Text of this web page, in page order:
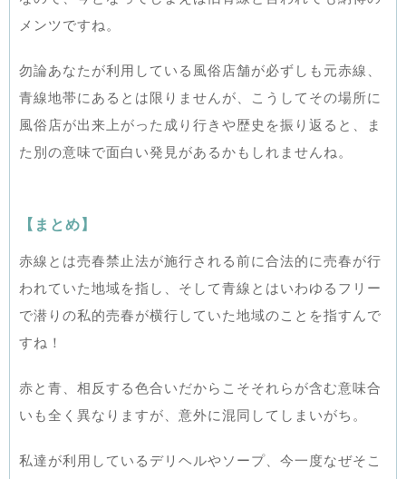
メンツですね。
勿論あなたが利用している風俗店舗が必ずしも元赤線、
青線地帯にあるとは限りませんが、こうしてその場所に
風俗店が出来上がった成り行きや歴史を振り返ると、ま
た別の意味で面白い発見があるかもしれませんね。
【まとめ】
赤線とは売春禁止法が施行される前に合法的に売春が行
われていた地域を指し、そして青線とはいわゆるフリー
で潜りの私的売春が横行していた地域のことを指すんで
すね！
赤と青、相反する色合いだからこそそれらが含む意味合
いも全く異なりますが、意外に混同してしまいがち。
私達が利用しているデリヘルやソープ、今一度なぜそこ